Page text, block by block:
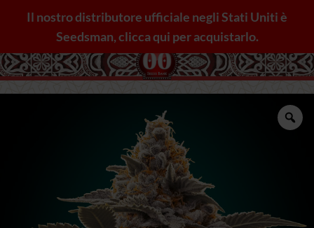
Il nostro distributore ufficiale negli Stati Uniti è
Seedsman, clicca qui per acquistarlo.